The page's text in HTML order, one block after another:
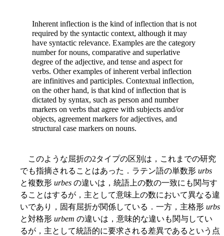
Inherent inflection is the kind of inflection that is not
required by the syntactic context, although it may
have syntactic relevance. Examples are the category
number for nouns, comparative and superlative
degree of the adjective, and tense and aspect for
verbs. Other examples of inherent verbal inflection
are infinitives and participles. Contextual inflection,
on the other hand, is that kind of inflection that is
dictated by syntax, such as person and number
markers on verbs that agree with subjects and/or
objects, agreement markers for adjectives, and
structural case markers on nouns.
このような屈折の2タイプの区別は，これまでの研究
でも指摘されることはあった．ラテン語の単数形 urbs
と複数形 urbes の違いは，統語上の数の一致にも関与す
ることはするが，主として意味上の数において異なる違
いであり，固有屈折が関係している．一方，主格形 urbs
と対格形 urbem の違いは，意味的な違いも関与してい
るが，主として統語的に要求される差異であるという点